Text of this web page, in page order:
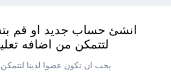
انشئ حساب جديد او قم
لتتمكن من اضافه
يجب ان تكون عضوا لدينا لتتمكن